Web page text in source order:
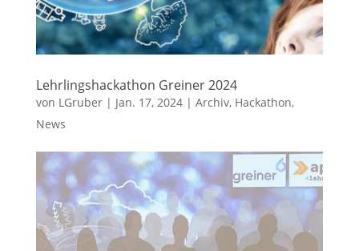
Lehrlingshackathon Greiner 2024
von LGruber| Jan. 17, 2024| Archiv, Hackathon,
News